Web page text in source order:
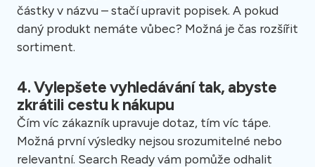
částky v názvu – stačí upravit popisek. A pokud
daný produkt nemáte vůbec? Možná je čas rozšířit
sortiment.
4. Vylepšete vyhledávání tak, abyste
zkrátili cestu k nákupu
Čím víc zákazník upravuje dotaz, tím víc tápe.
Možná první výsledky nejsou srozumitelné nebo
relevantní. Search Ready vám pomůže odhalit